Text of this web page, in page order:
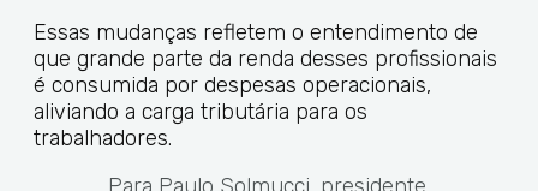
Essas mudanças refletem o entendimento de
que grande parte da renda desses profissionais
é consumida por despesas operacionais,
aliviando a carga tributária para os
trabalhadores.